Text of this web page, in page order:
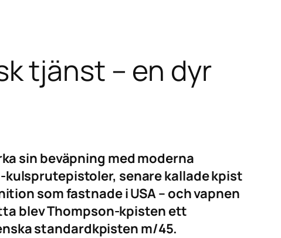
tjänst – en dyr
sin beväpning med moderna
senare kallade kpist
som fastnade i USA – och vapnen
blev Thompson-kpisten ett
standardkpisten m/45.